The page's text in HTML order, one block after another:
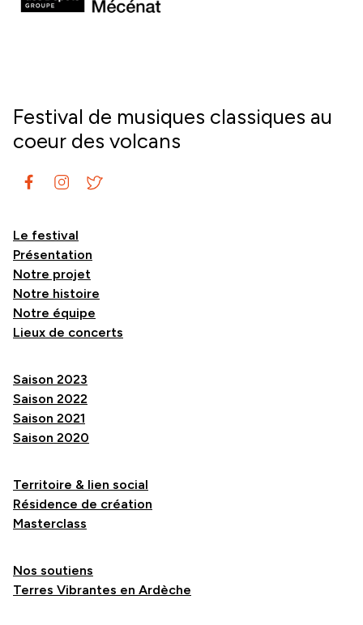
Festival de musiques classiques au
coeur des volcans
Le festival
Présentation
Notre projet
Notre histoire
Notre équipe
Lieux de concerts
Saison 2023
Saison 2022
Saison 2021
Saison 2020
Territoire & lien social
Résidence de création
Masterclass
Nos soutiens
Terres Vibrantes en Ardèche